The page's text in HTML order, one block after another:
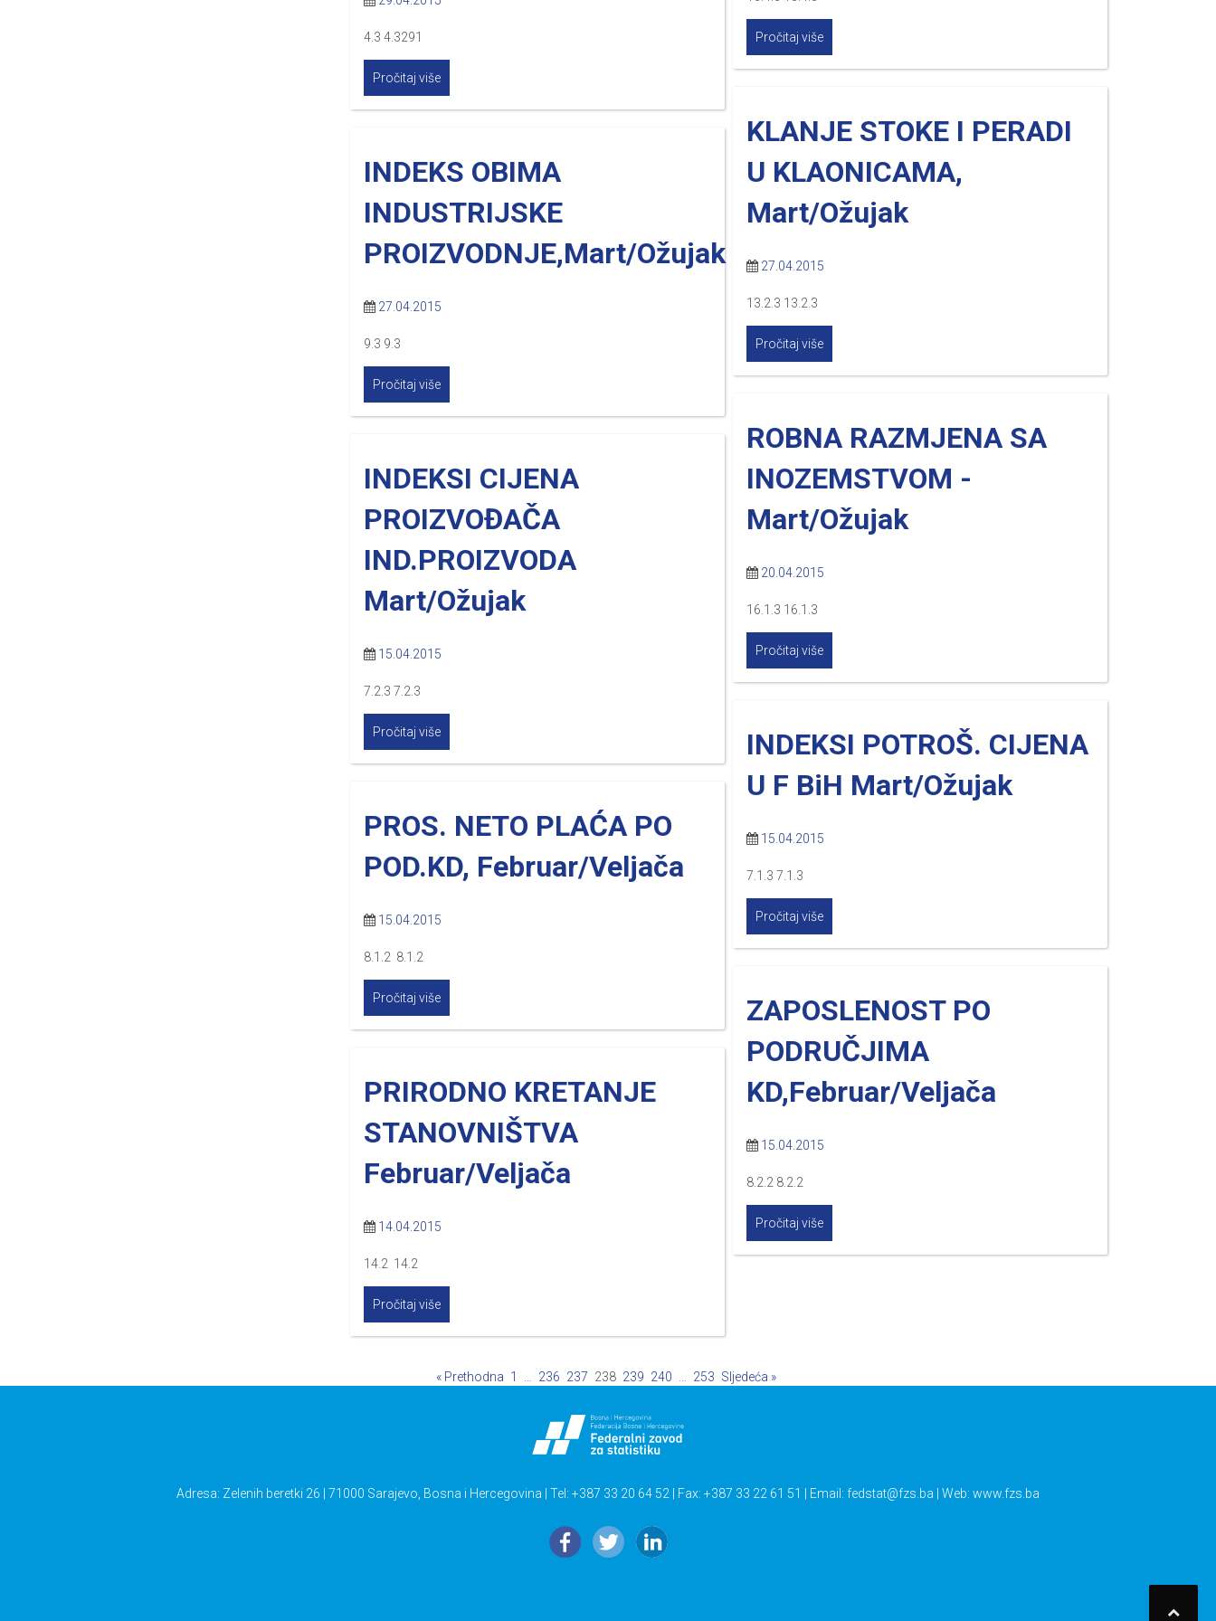
4.3 4.3291
Pročitaj više
Pročitaj više
KLANJE STOKE I PERADI
U KLAONICAMA,
Mart/Ožujak
27.04.2015
13.2.3 13.2.3
Pročitaj više
INDEKS OBIMA
INDUSTRIJSKE
PROIZVODNJE,Mart/Ožujak
27.04.2015
9.3 9.3
Pročitaj više
ROBNA RAZMJENA SA
INOZEMSTVOM -
Mart/Ožujak
20.04.2015
16.1.3 16.1.3
Pročitaj više
INDEKSI CIJENA
PROIZVOĐAČA
IND.PROIZVODA
Mart/Ožujak
15.04.2015
7.2.3 7.2.3
Pročitaj više
INDEKSI POTROŠ. CIJENA
U F BiH Mart/Ožujak
15.04.2015
7.1.3 7.1.3
Pročitaj više
PROS. NETO PLAĆA PO
POD.KD, Februar/Veljača
15.04.2015
8.1.2 8.1.2
Pročitaj više
ZAPOSLENOST PO
PODRUČJIMA
KD,Februar/Veljača
15.04.2015
8.2.2 8.2.2
Pročitaj više
PRIRODNO KRETANJE
STANOVNIŠTVA
Februar/Veljača
14.04.2015
14.2 14.2
Pročitaj više
« Prethodna 1 … 236 237 238 239 240 … 253 Sljedeća »
Adresa: Zelenih beretki 26 | 71000 Sarajevo, Bosna i Hercegovina | Tel: +387 33 20 64 52 | Fax: +387 33 22 61 51 | Email: fedstat@fzs.ba | Web: www.fzs.ba